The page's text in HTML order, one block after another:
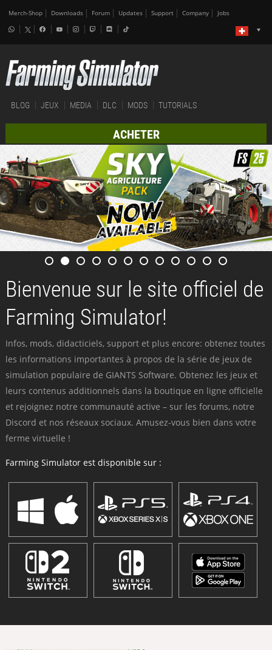
Merch-Shop Downloads Forum Updates Support Company Jobs
BLOG JEUX MEDIA DLC MODS TUTORIALS
ACHETER
Bienvenue sur le site officiel de
Farming Simulator!
Infos, mods, didacticiels, support et plus encore: obtenez toutes
les informations importantes à propos de la série de jeux de
simulation populaire de GIANTS Software. Obtenez les jeux et
leurs contenus additionnels dans la boutique en ligne officielle
et rejoignez notre communauté active – sur les forums, notre
Discord et nos réseaux sociaux. Amusez-vous bien dans votre
ferme virtuelle !
Farming Simulator est disponible sur :